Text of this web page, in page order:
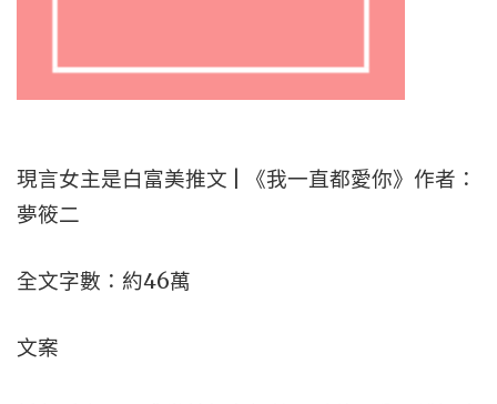
現言女主是白富美推文 | 《我一直都愛你》作者：
夢筱二
全文字數：約46萬
文案